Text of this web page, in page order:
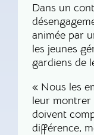
Dans un
animée par
les jeunes
gardiens de
« Nous les
leur montrer
doivent
différence,